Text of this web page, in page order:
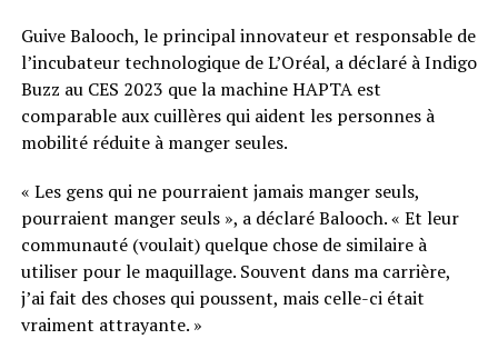
Guive Balooch, le principal innovateur et responsable de
l’incubateur technologique de L’Oréal, a déclaré à Indigo
Buzz au CES 2023 que la machine HAPTA est
comparable aux cuillères qui aident les personnes à
mobilité réduite à manger seules.
« Les gens qui ne pourraient jamais manger seuls,
pourraient manger seuls », a déclaré Balooch. « Et leur
communauté (voulait) quelque chose de similaire à
utiliser pour le maquillage. Souvent dans ma carrière,
j’ai fait des choses qui poussent, mais celle-ci était
vraiment attrayante. »